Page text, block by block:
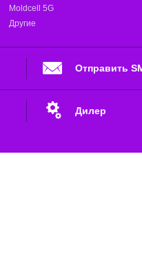
Moldcell 5G
Другие
Отправить
Дилер